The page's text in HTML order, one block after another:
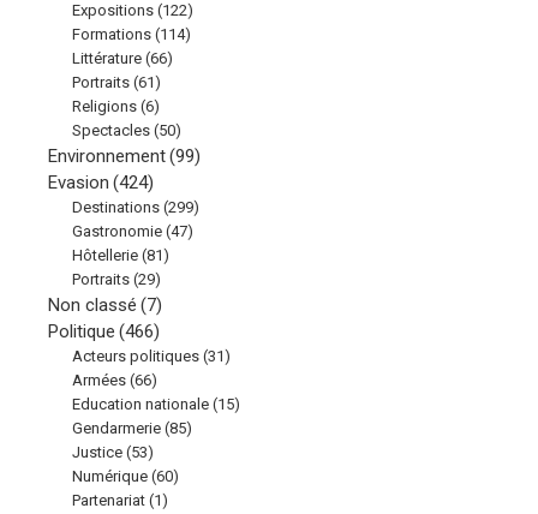
Expositions (122)
Formations (114)
Littérature (66)
Portraits (61)
Religions (6)
Spectacles (50)
Environnement(99)
Evasion (424)
Destinations (299)
Gastronomie (47)
Hôtellerie (81)
Portraits (29)
Non classé (7)
Politique (466)
Acteurs politiques (31)
Armées (66)
Education nationale (15)
Gendarmerie (85)
Justice (53)
Numérique (60)
Partenariat (1)